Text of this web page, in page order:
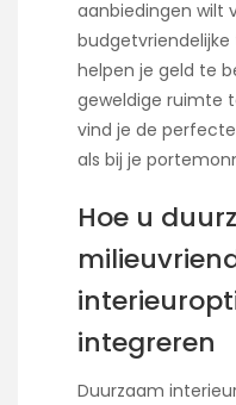
aanbiedingen wilt
helpen je geld te
geweldige ruimte
vind je de
als bij je
Hoe u
integreren
Duurzaam